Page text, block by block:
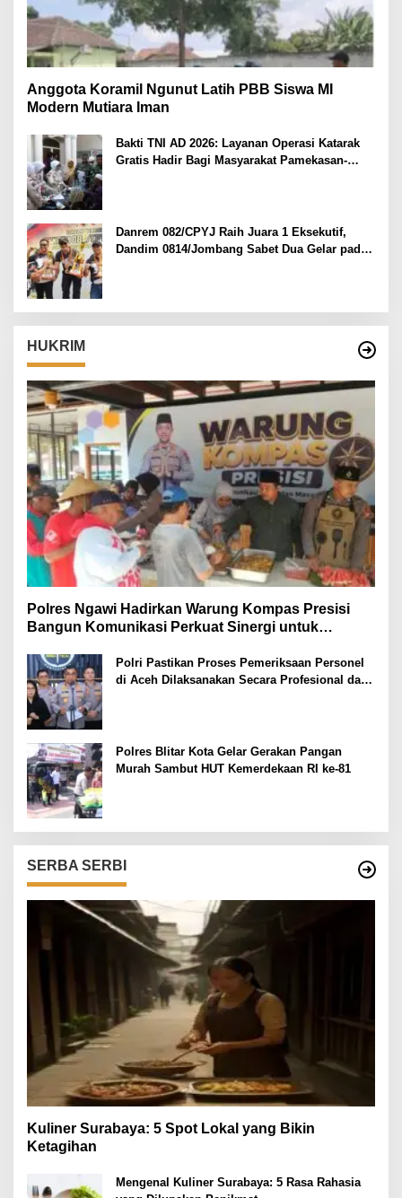
Anggota Koramil Ngunut Latih PBB Siswa MI
Modern Mutiara Iman
Bakti TNI AD 2026: Layanan Operasi Katarak
Gratis Hadir Bagi Masyarakat Pamekasan-
Danrem 082/CPYJ Raih Juara 1 Eksekutif,
Dandim 0814/Jombang Sabet Dua Gelar pada
HUKRIM
Polres Ngawi Hadirkan Warung Kompas Presisi
Bangun Komunikasi Perkuat Sinergi untuk
Polri Pastikan Proses Pemeriksaan Personel
di Aceh Dilaksanakan Secara Profesional dan
Polres Blitar Kota Gelar Gerakan Pangan
Murah Sambut HUT Kemerdekaan RI ke-81
SERBA SERBI
Kuliner Surabaya: 5 Spot Lokal yang Bikin
Ketagihan
Mengenal Kuliner Surabaya: 5 Rasa Rahasia